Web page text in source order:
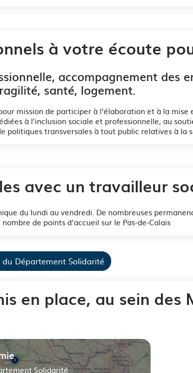
à votre écoute
accompagnement des
santé, logement.
mission de participer à l’élaboration et à la
à l’inclusion sociale et professionnelle, au
politiques transversales à tout public relatives à la
avec un travailleur
du lundi au vendredi. De nombreuses
de points d’accueil sur le Pas-de-Calais
du Département Solidarité
en place, au sein des
Solidarité